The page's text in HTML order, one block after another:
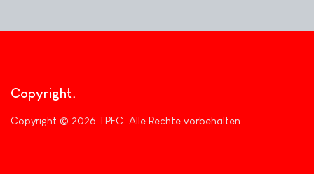
Copyright
Copyright © 2026 TPFC. Alle Rechte vorbehalten.